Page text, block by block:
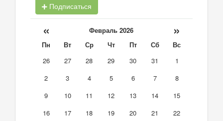
Подписаться
« Февраль 2026 »
Пн Вт Ср Чт Пт Сб
Вс
26
27 28 29 30 31
1
2
3 4 5 6 7
8
9
10 11 12 13 14
15
16
17 18 19 20 21
22